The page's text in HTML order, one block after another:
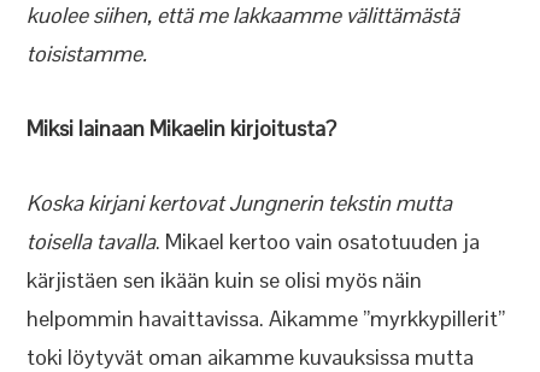
kuolee siihen, että me lakkaamme välittämästä
toisistamme.
Miksi lainaan Mikaelin kirjoitusta?
Koska kirjani kertovat Jungnerin tekstin mutta
toisella tavalla. Mikael kertoo vain osatotuuden ja
kärjistäen sen ikään kuin se olisi myös näin
helpommin havaittavissa. Aikamme ”myrkkypillerit”
toki löytyvät oman aikamme kuvauksissa mutta